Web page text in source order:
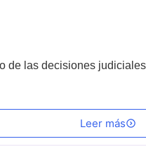
de las decisiones
Leer más